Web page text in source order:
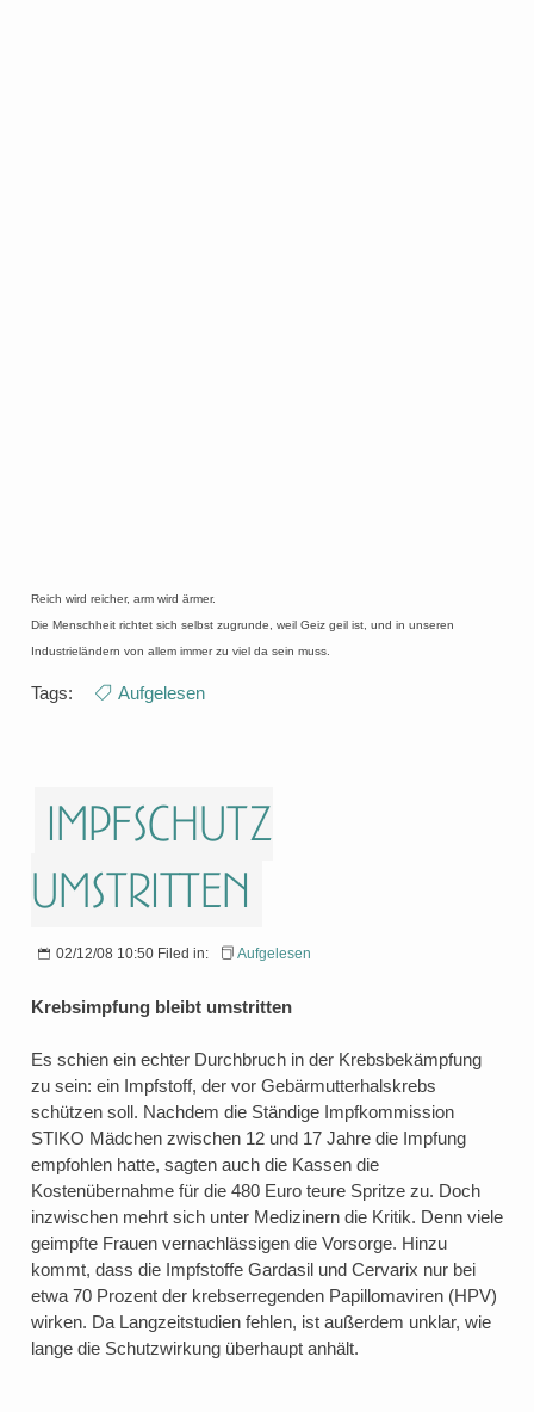
Reich wird reicher, arm wird ärmer.
Die Menschheit richtet sich selbst zugrunde, weil Geiz geil ist, und in unseren
Industrieländern von allem immer zu viel da sein muss.
Tags: Aufgelesen
Impfschutz
umstritten
02/12/08 10:50 Filed in: Aufgelesen
Krebsimpfung bleibt umstritten
Es schien ein echter Durchbruch in der Krebsbekämpfung
zu sein: ein Impfstoff, der vor Gebärmutterhalskrebs
schützen soll. Nachdem die Ständige Impfkommission
STIKO Mädchen zwischen 12 und 17 Jahre die Impfung
empfohlen hatte, sagten auch die Kassen die
Kostenübernahme für die 480 Euro teure Spritze zu. Doch
inzwischen mehrt sich unter Medizinern die Kritik. Denn viele
geimpfte Frauen vernachlässigen die Vorsorge. Hinzu
kommt, dass die Impfstoffe Gardasil und Cervarix nur bei
etwa 70 Prozent der krebserregenden Papillomaviren (HPV)
wirken. Da Langzeitstudien fehlen, ist außerdem unklar, wie
lange die Schutzwirkung überhaupt anhält.